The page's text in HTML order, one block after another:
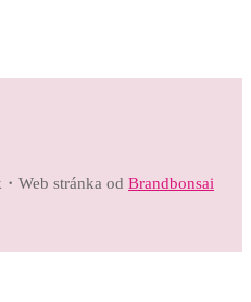
Web stránka od Brandbonsai